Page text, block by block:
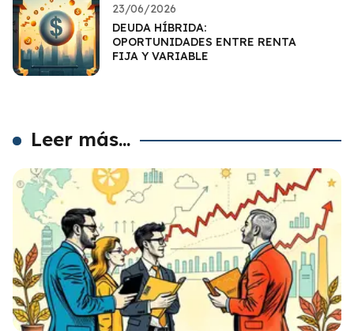
23/06/2026
DEUDA HÍBRIDA:
OPORTUNIDADES ENTRE RENTA
FIJA Y VARIABLE
Leer más...